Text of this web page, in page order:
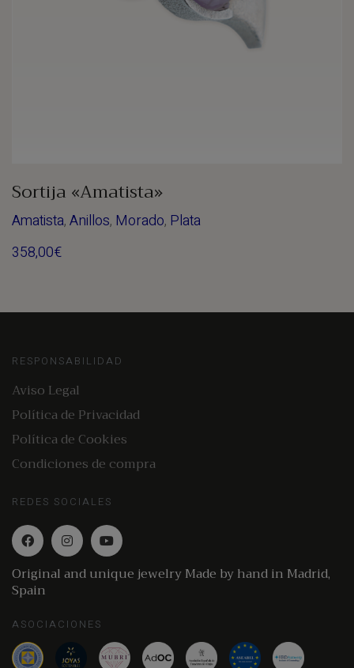
Sortija «Amatista»
Amatista,Anillos, Morado, Plata
358,00€
RESPONSABILIDAD
Aviso Legal
Política de Privacidad
Política de Cookies
Condiciones de compra
REDES SOCIALES
Original and unique jewelry Made by hand in Madrid,
Spain
ASOCIACIONES